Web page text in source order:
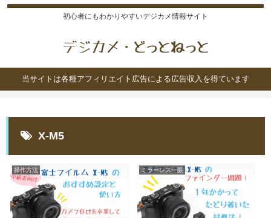
初心者にもわかりやすいデジカメ情報サイト
当サイトは各種アフィリエイト広告による広告収入を得ています
X-M5
操作方法 ミラーレス一眼